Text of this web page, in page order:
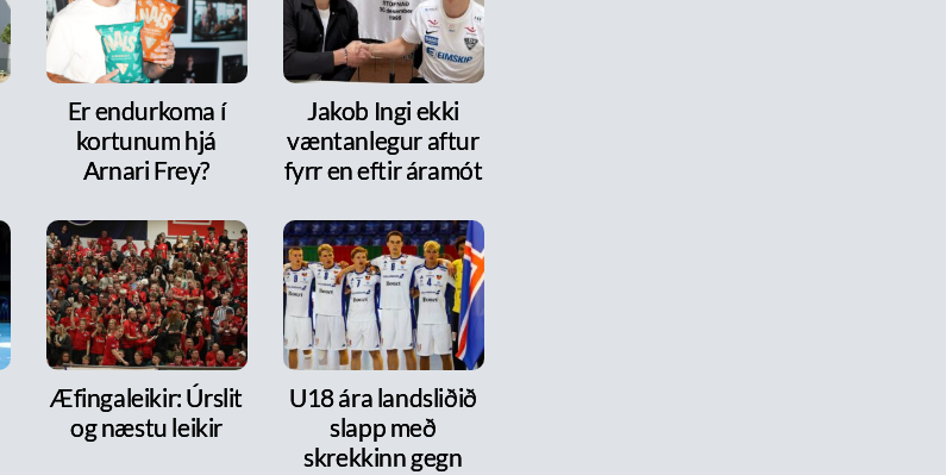
Er endurkoma í
kortunum hjá
Arnari Frey?
Jakob Ingi ekki
væntanlegur aftur
fyrr en eftir áramót
Æfingaleikir: Úrslit
og næstu leikir
U18 ára landsliðið
slapp með
skrekkinn gegn